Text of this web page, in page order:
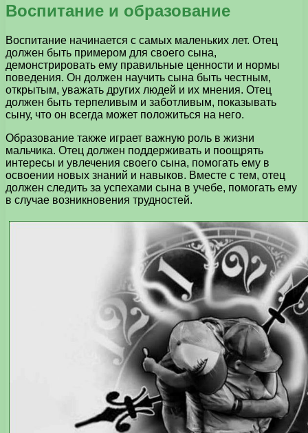
Воспитание и образование
Воспитание начинается с самых маленьких лет. Отец
должен быть примером для своего сына,
демонстрировать ему правильные ценности и нормы
поведения. Он должен научить сына быть честным,
открытым, уважать других людей и их мнения. Отец
должен быть терпеливым и заботливым, показывать
сыну, что он всегда может положиться на него.
Образование также играет важную роль в жизни
мальчика. Отец должен поддерживать и поощрять
интересы и увлечения своего сына, помогать ему в
освоении новых знаний и навыков. Вместе с тем, отец
должен следить за успехами сына в учебе, помогать ему
в случае возникновения трудностей.